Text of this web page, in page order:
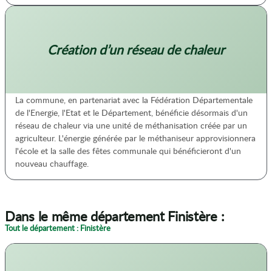
Création d’un réseau de chaleur
La commune, en partenariat avec la Fédération Départementale
de l'Energie, l'Etat et le Département, bénéficie désormais d'un
réseau de chaleur via une unité de méthanisation créée par un
agriculteur. L'énergie générée par le méthaniseur approvisionnera
l'école et la salle des fêtes communale qui bénéficieront d'un
nouveau chauffage.
Dans le même département Finistère :
Tout le département : Finistère